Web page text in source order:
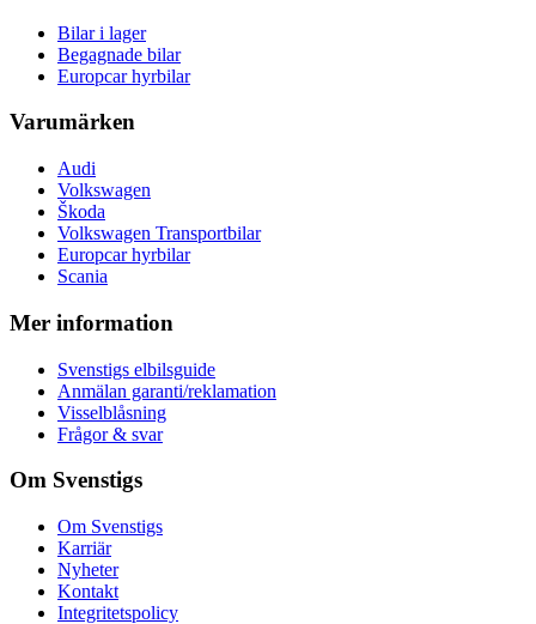
Bilar i lager
Begagnade bilar
Europcar hyrbilar
Varumärken
Audi
Volkswagen
Škoda
Volkswagen Transportbilar
Europcar hyrbilar
Scania
Mer information
Svenstigs elbilsguide
Anmälan garanti/reklamation
Visselblåsning
Frågor & svar
Om Svenstigs
Om Svenstigs
Karriär
Nyheter
Kontakt
Integritetspolicy